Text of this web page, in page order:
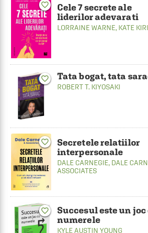
favorite_border
Cele 7 secrete ale
liderilor adevarati
LORRAINE WARNE, KATE
favorite_border Tata bogat, tata
ROBERT T. KIYOSAKI
favorite_border
Secretele relatiilor
interpersonale
DALE CARNEGIE, DALE
ASSOCIATES
favorite_border
Succesul este un joc
numerele
KYLE AUSTIN YOUNG